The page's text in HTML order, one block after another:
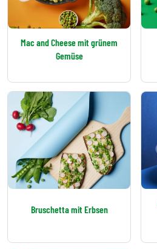
Mac and Cheese mit grünem
Gemüse
Bruschetta mit Erbsen